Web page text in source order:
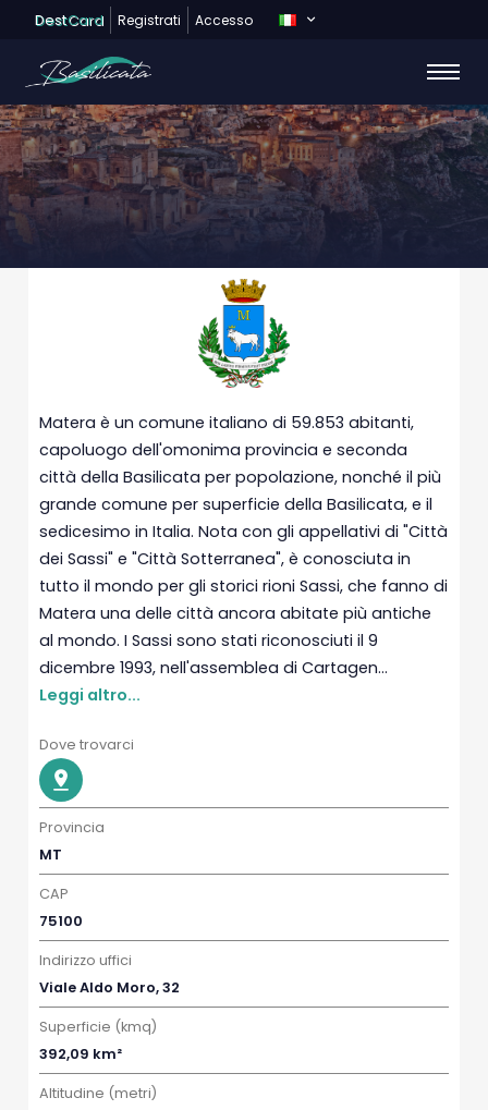
DestCard Registrati Accesso
Matera è un comune italiano di 59.853 abitanti,
capoluogo dell'omonima provincia e seconda
città della Basilicata per popolazione, nonché il più
grande comune per superficie della Basilicata, e il
sedicesimo in Italia. Nota con gli appellativi di "Città
dei Sassi" e "Città Sotterranea", è conosciuta in
tutto il mondo per gli storici rioni Sassi, che fanno di
Matera una delle città ancora abitate più antiche
al mondo. I Sassi sono stati riconosciuti il 9
dicembre 1993, nell'assemblea di Cartagen...
Leggi altro...
Dove trovarci
Provincia
MT
CAP
75100
Indirizzo uffici
Viale Aldo Moro, 32
Superficie (kmq)
392,09 km²
Altitudine (metri)